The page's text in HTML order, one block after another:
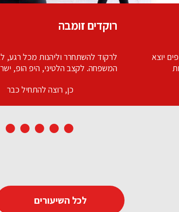
עם כל
קיקבוקס 2 ברך בעיטה
שיעור אירובי ואנרגטי קצר המשלב
בשילוב תנועות מאומנויות הלחימה.
כן, רוצה להתחיל כבר
לכל השיעורים